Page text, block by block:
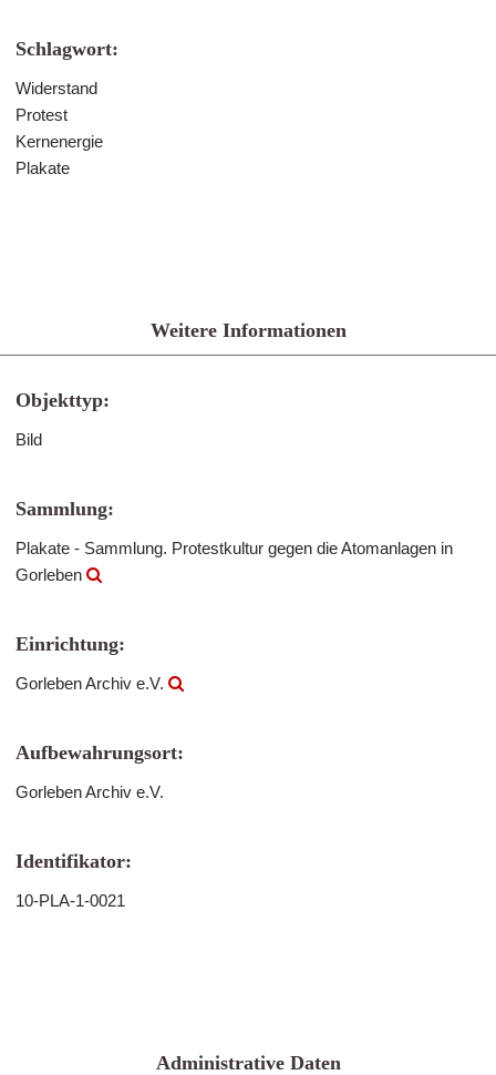
Schlagwort:
Widerstand
Protest
Kernenergie
Plakate
Weitere Informationen
Objekttyp:
Bild
Sammlung:
Plakate - Sammlung. Protestkultur gegen die Atomanlagen in
Gorleben
Einrichtung:
Gorleben Archiv e.V.
Aufbewahrungsort:
Gorleben Archiv e.V.
Identifikator:
10-PLA-1-0021
Administrative Daten